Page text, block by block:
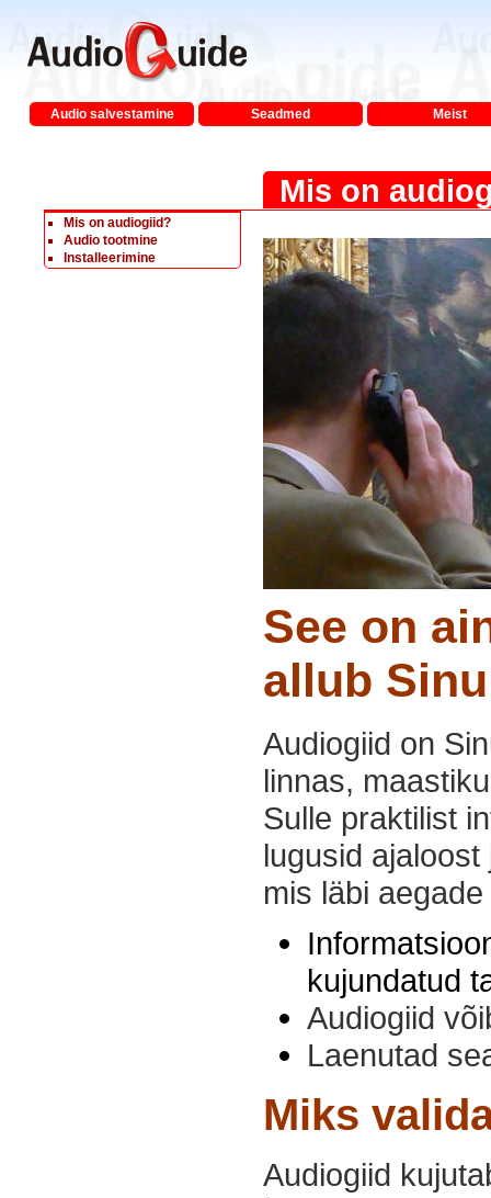
Audio salvestamine Seadmed Meist
Mis on
Mis on audiogiid?
Audio tootmine
Installeerimine
See on
allub
Audiogiid on
linnas,
Sulle praktilist
lugusid
mis läbi
kujundatud
Audiogiid
Laenutad
Miks
Audiogiid